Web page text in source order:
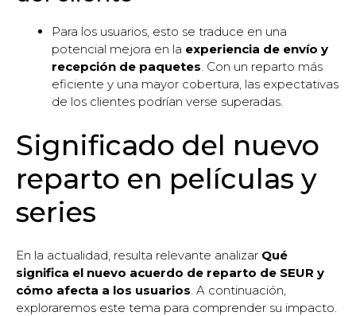
Para los usuarios, esto se traduce en una
potencial mejora en la experiencia de envío y
recepción de paquetes. Con un reparto más
eficiente y una mayor cobertura, las expectativas
de los clientes podrían verse superadas.
Significado del nuevo
reparto en películas y
series
En la actualidad, resulta relevante analizar Qué
significa el nuevo acuerdo de reparto de SEUR y
cómo afecta a los usuarios. A continuación,
exploraremos este tema para comprender su impacto.